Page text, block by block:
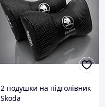
2 подушки на підголівник
Skoda